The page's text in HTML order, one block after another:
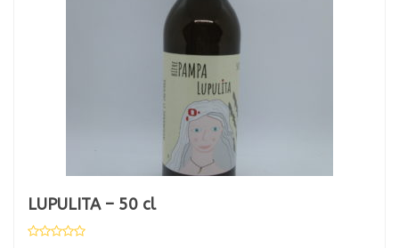
LUPULITA – 50 cl